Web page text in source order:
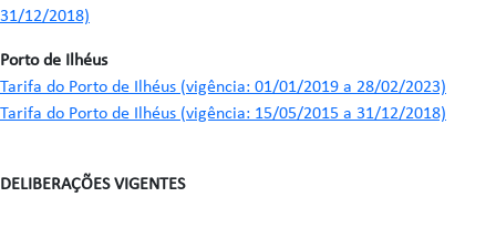
31/12/2018)
Porto de Ilhéus
Tarifa do Porto de Ilhéus (vigência: 01/01/2019 a 28/02/2023)
Tarifa do Porto de Ilhéus (vigência: 15/05/2015 a 31/12/2018)
DELIBERAÇÕES VIGENTES